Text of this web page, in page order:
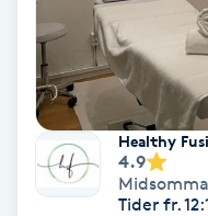
Bambumassage
Barber
Barnklippning
BIAB
Healthy
4.9
Tider fr.